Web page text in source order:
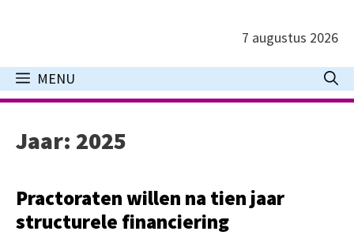
inhoud
7 augustus 2026
MENU
Jaar: 2025
Practoraten willen na tien jaar
structurele financiering